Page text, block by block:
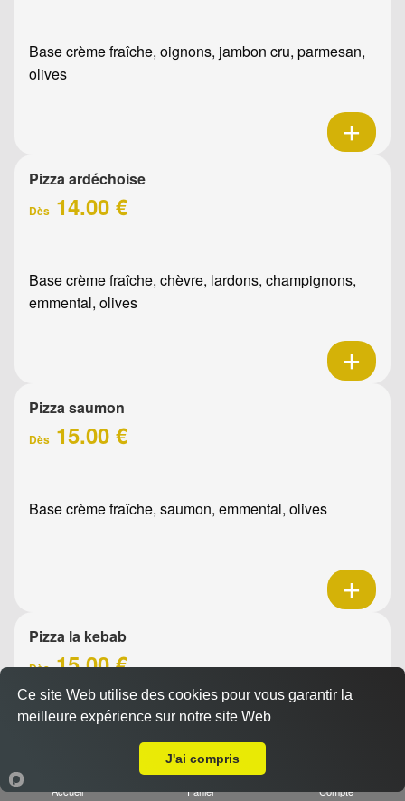
Base crème fraîche, oignons, jambon cru, parmesan,
olives
Pizza ardéchoise
Dès 14.00 €
Base crème fraîche, chèvre, lardons, champignons,
emmental, olives
Pizza saumon
Dès 15.00 €
Base crème fraîche, saumon, emmental, olives
Pizza la kebab
Dès15.00 €
Base crème fraîche, tomates fraîches, mozzarella,
Accueil Panier Compte
Ce site Web utilise des cookies pour vous garantir la
meilleure expérience sur notre site Web
J'ai compris